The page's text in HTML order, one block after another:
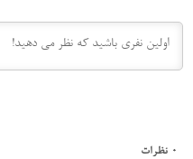
0 نظرات